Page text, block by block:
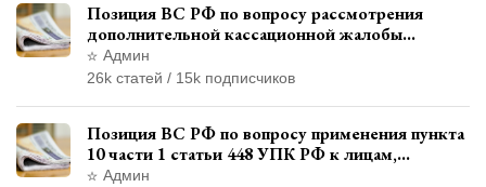
Позиция ВС РФ по вопросу рассмотрения
дополнительной кассационной жалобы
адвоката в кассационной инстанции
Админ
26k статей / 15k подписчиков
Позиция ВС РФ по вопросу применения пункта
10 части 1 статьи 448 УПК РФ к лицам,
уволенным из следственных органов
Админ